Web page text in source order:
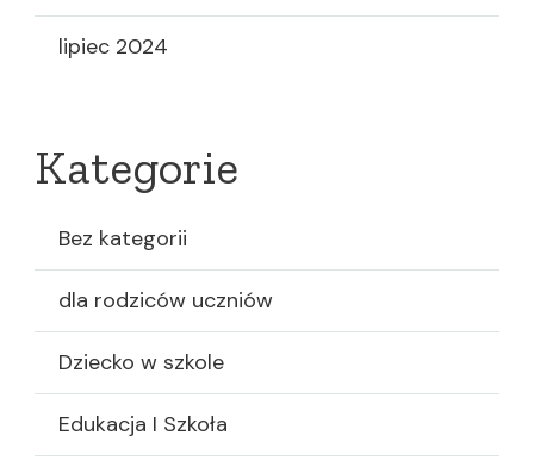
lipiec 2024
Kategorie
Bez kategorii
dla rodziców uczniów
Dziecko w szkole
Edukacja I Szkoła